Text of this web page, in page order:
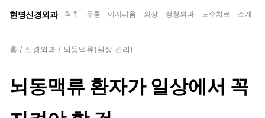
현명신경외과 척추 두통 어지러움 외상 정형외과 도수치료 소개
홈 / 신경외과 / 뇌동맥류(일상 관리)
뇌동맥류 환자가 일상에서 꼭